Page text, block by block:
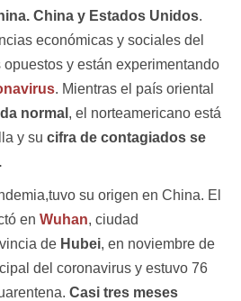
China y Estados Unidos.
económicas y sociales del
y están experimentando
. Mientras el país oriental
normal , el norteamericano está
y su cifra de contagiados se
su origen en China. El
en Wuhan, ciudad
de Hubei, en noviembre de
del coronavirus y estuvo 76
Casi tres meses